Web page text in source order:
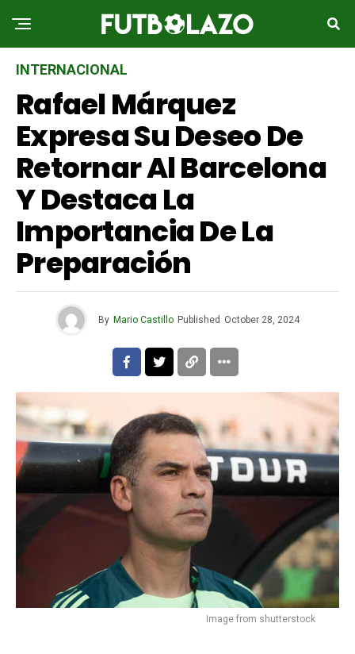
INTERNACIONAL
Rafael Márquez
Expresa Su Deseo De
Retornar Al Barcelona
Y Destaca La
Importancia De La
Preparación
By Mario Castillo Published October 28, 2024
Image from shutterstock